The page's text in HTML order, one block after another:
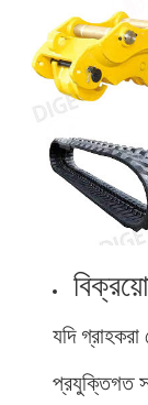
যদি
প্রযুক্তিগত